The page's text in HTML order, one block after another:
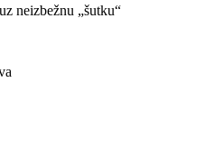
neizbežnu „šutku“